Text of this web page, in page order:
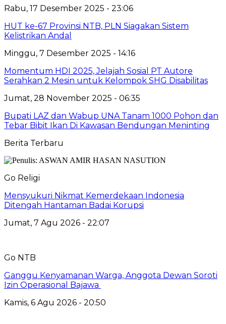
Rabu, 17 Desember 2025 - 23:06
HUT ke-67 Provinsi NTB, PLN Siagakan Sistem
Kelistrikan Andal
Minggu, 7 Desember 2025 - 14:16
Momentum HDI 2025, Jelajah Sosial PT Autore
Serahkan 2 Mesin untuk Kelompok SHG Disabilitas
Jumat, 28 November 2025 - 06:35
Bupati LAZ dan Wabup UNA Tanam 1000 Pohon dan
Tebar Bibit Ikan Di Kawasan Bendungan Meninting
Berita Terbaru
Go Religi
Mensyukuri Nikmat Kemerdekaan Indonesia
Ditengah Hantaman Badai Korupsi
Jumat, 7 Agu 2026 - 22:07
Go NTB
Ganggu Kenyamanan Warga, Anggota Dewan Soroti
Izin Operasional Bajawa
Kamis, 6 Agu 2026 - 20:50